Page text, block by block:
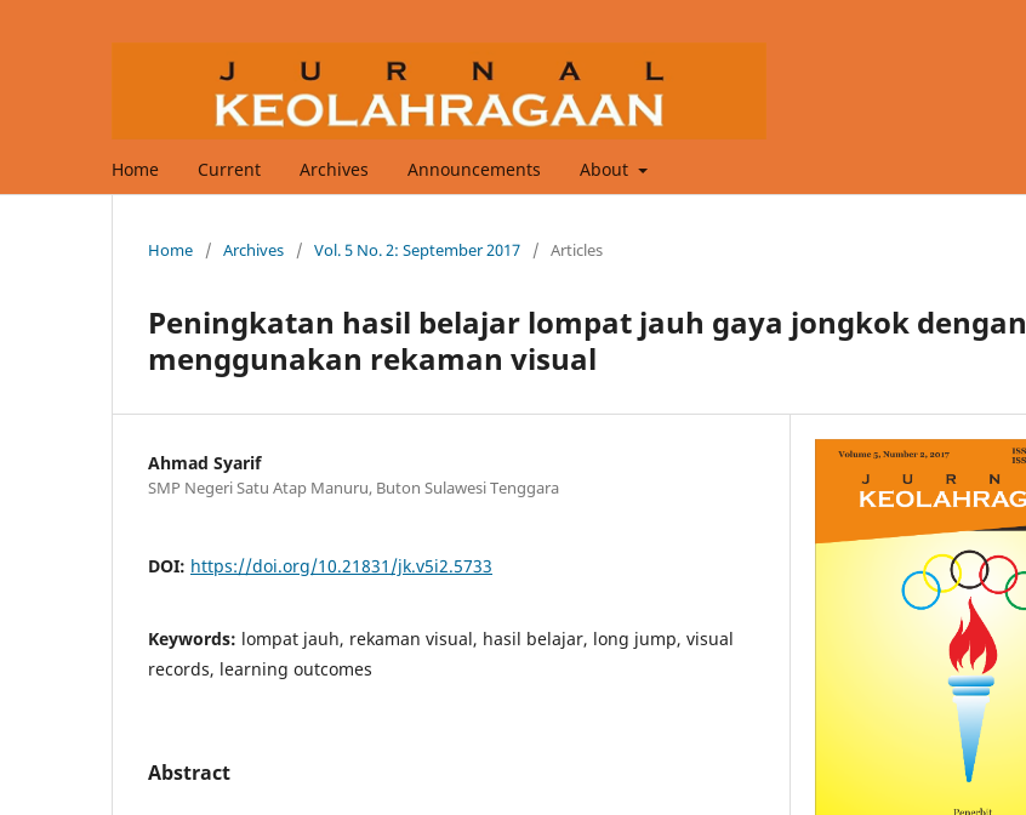
Home Current Archives Announcements About
Home / Archives / Vol. 5 No. 2: September 2017 / Articles
Peningkatan hasil belajar lompat jauh gaya jongkok dengan
menggunakan rekaman visual
Ahmad Syarif
SMP Negeri Satu Atap Manuru, Buton Sulawesi Tenggara
DOI: https://doi.org/10.21831/jk.v5i2.5733
Keywords: lompat jauh, rekaman visual, hasil belajar, long jump, visual
records, learning outcomes
Abstract